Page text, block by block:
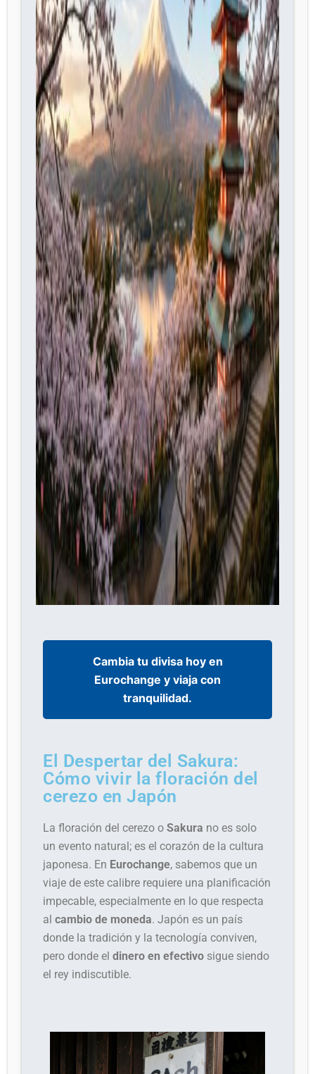
Cambia tu divisa hoy en
Eurochange y viaja con
tranquilidad.
El Despertar del Sakura:
Cómo vivir la floración del
cerezo en Japón
La floración del cerezo oSakura no es solo
un evento natural; es el corazón de la cultura
japonesa. En Eurochange, sabemos que un
viaje de este calibre requiere una planificación
impecable, especialmente en lo que respecta
alcambio de moneda. Japón es un país
donde la tradición y la tecnología conviven,
pero donde eldinero en efectivo sigue siendo
el rey indiscutible.